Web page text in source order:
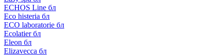
ECHOS Line бл
Eco histeria бл
ECO laboratorie бл
Ecolatier бл
Eleon бл
Elizavecca бл